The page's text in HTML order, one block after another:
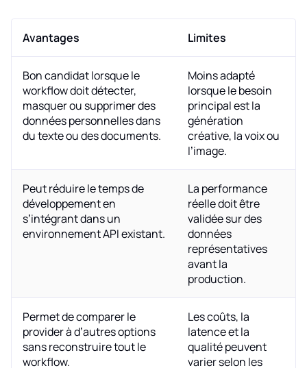
Avantages Limites
Bon candidat lorsque le
workflow doit détecter,
masquer ou supprimer des
données personnelles dans
du texte ou des documents.
Moins adapté
lorsque le besoin
principal est la
génération
créative, la voix ou
l’image.
Peut réduire le temps de
développement en
s’intégrant dans un
environnement API existant.
La performance
réelle doit être
validée sur des
données
représentatives
avant la
production.
Permet de comparer le
provider à d’autres options
sans reconstruire tout le
workflow.
Les coûts, la
latence et la
qualité peuvent
varier selon les